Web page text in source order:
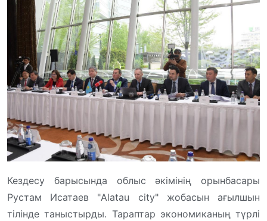
Кездесу барысында облыс әкімінің орынбасары
Рустам Исатаев "Alatau city" жобасын ағылшын
тілінде таныстырды. Тараптар экономиканың түрлі